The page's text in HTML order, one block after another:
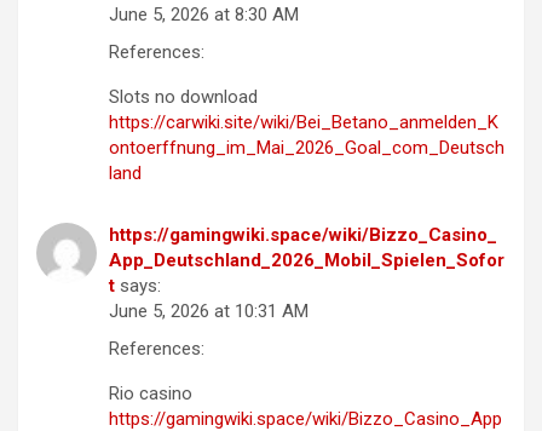
June 5, 2026 at 8:30 AM
References:
Slots no download
https://carwiki.site/wiki/Bei_Betano_anmelden_K
ontoerffnung_im_Mai_2026_Goal_com_Deutsch
land
https://gamingwiki.space/wiki/Bizzo_Casino_
App_Deutschland_2026_Mobil_Spielen_Sofor
t says:
June 5, 2026 at 10:31 AM
References:
Rio casino
https://gamingwiki.space/wiki/Bizzo_Casino_App